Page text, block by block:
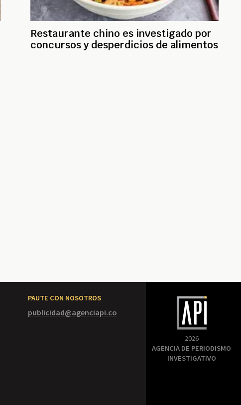
Restaurante chino es investigado por
concursos y desperdicios de alimentos
PAUTE CON NOSOTROS
publicidad@agenciapi.co
2026
AGENCIA DE PERIODISMO
INVESTIGATIVO